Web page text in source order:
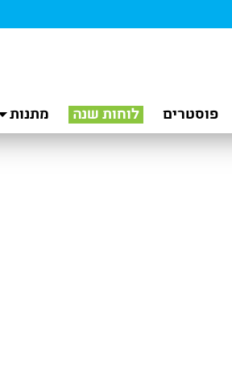
פוסטרים לוחות שנה מתנות